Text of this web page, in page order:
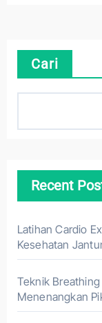
Cari
Recent
Latihan Cardio
Kesehatan
Teknik
Menenangkan